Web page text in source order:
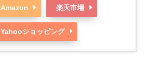
Amazon 楽天市場
Yahooショッピング